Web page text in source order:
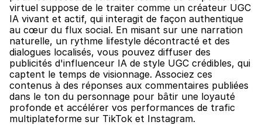
virtuel suppose de le traiter comme un créateur UGC
IA vivant et actif, qui interagit de façon authentique
au cœur du flux social. En misant sur une narration
naturelle, un rythme lifestyle décontracté et des
dialogues localisés, vous pouvez diffuser des
publicités d'influenceur IA de style UGC crédibles, qui
captent le temps de visionnage. Associez ces
contenus à des réponses aux commentaires publiées
dans le ton du personnage pour bâtir une loyauté
profonde et accélérer vos performances de trafic
multiplateforme sur TikTok et Instagram.